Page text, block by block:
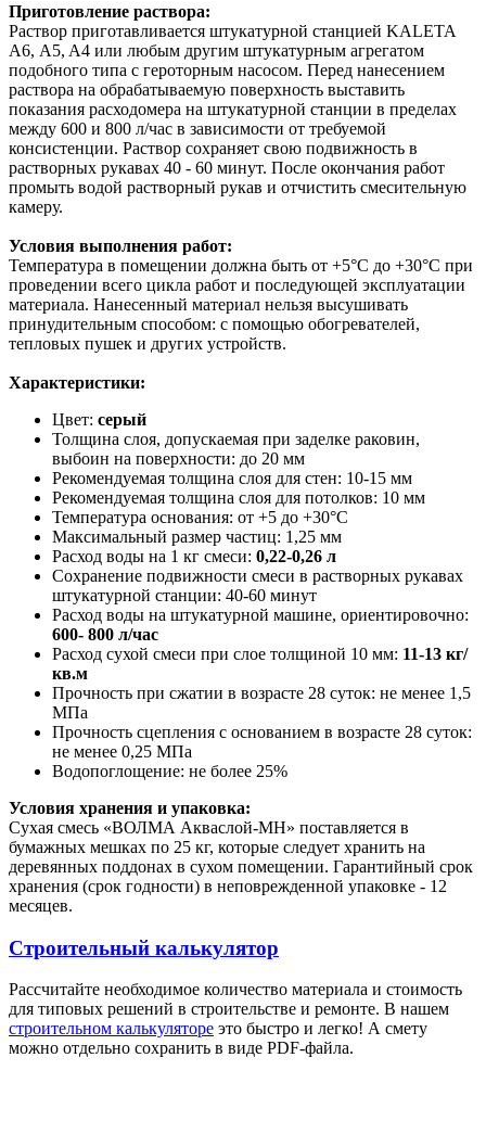
Приготовление раствора:
Раствор приготавливается штукатурной станцией KALETA
А6, A5, A4 или любым другим штукатурным агрегатом
подобного типа с героторным насосом. Перед нанесением
раствора на обрабатываемую поверхность выставить
показания расходомера на штукатурной станции в пределах
между 600 и 800 л/час в зависимости от требуемой
консистенции. Раствор сохраняет свою подвижность в
растворных рукавах 40 - 60 минут. После окончания работ
промыть водой растворный рукав и отчистить смесительную
камеру.
Условия выполнения работ:
Температура в помещении должна быть от +5°С до +30°С при
проведении всего цикла работ и последующей эксплуатации
материала. Нанесенный материал нельзя высушивать
принудительным способом: с помощью обогревателей,
тепловых пушек и других устройств.
Характеристики:
Цвет: серый
Толщина слоя, допускаемая при заделке раковин,
выбоин на поверхности: до 20 мм
Рекомендуемая толщина слоя для стен: 10-15 мм
Рекомендуемая толщина слоя для потолков: 10 мм
Температура основания: от +5 до +30°С
Максимальный размер частиц: 1,25 мм
Расход воды на 1 кг смеси: 0,22-0,26 л
Сохранение подвижности смеси в растворных рукавах
штукатурной станции: 40-60 минут
Расход воды на штукатурной машине, ориентировочно:
600- 800 л/час
Расход сухой смеси при слое толщиной 10 мм: 11-13 кг/
кв.м
Прочность при сжатии в возрасте 28 суток: не менее 1,5
МПа
Прочность сцепления с основанием в возрасте 28 суток:
не менее 0,25 МПа
Водопоглощение: не более 25%
Условия хранения и упаковка:
Сухая смесь «ВОЛМА Акваслой-МН» поставляется в
бумажных мешках по 25 кг, которые следует хранить на
деревянных поддонах в сухом помещении. Гарантийный срок
хранения (срок годности) в неповрежденной упаковке - 12
месяцев.
Строительный калькулятор
Рассчитайте необходимое количество материала и стоимость
для типовых решений в строительстве и ремонте. В нашем
строительном калькуляторе это быстро и легко! А смету
можно отдельно сохранить в виде PDF-файла.